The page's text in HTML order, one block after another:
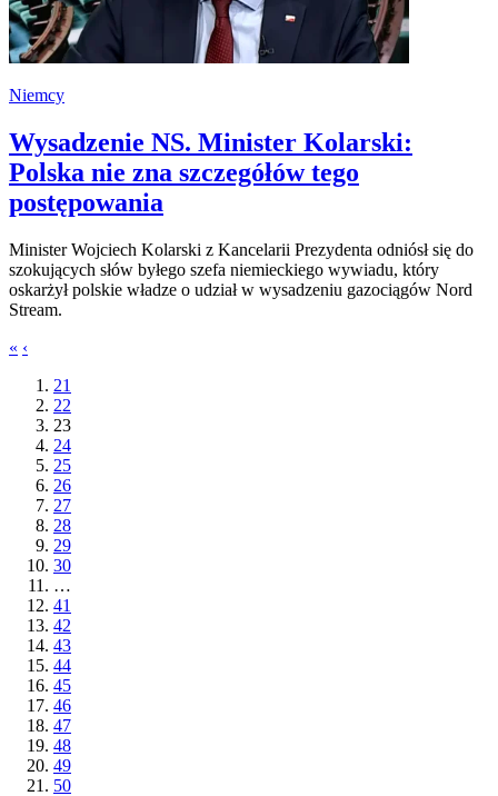
Niemcy
Wysadzenie NS. Minister Kolarski:
Polska nie zna szczegółów tego
postępowania
Minister Wojciech Kolarski z Kancelarii Prezydenta odniósł się do
szokujących słów byłego szefa niemieckiego wywiadu, który
oskarżył polskie władze o udział w wysadzeniu gazociągów Nord
Stream.
« ‹
21
22
23
24
25
26
27
28
29
30
…
41
42
43
44
45
46
47
48
49
50